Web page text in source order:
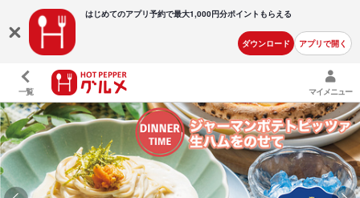
はじめてのアプリ予約で最大1,000円分ポイントもらえる
ダウンロード アプリで開く
一覧 マイメニュー